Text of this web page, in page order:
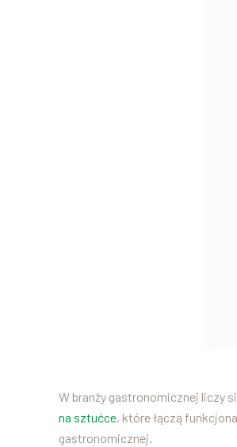
W branży gastronomicznej liczy
na sztućce, które łączą
gastronomicznej.